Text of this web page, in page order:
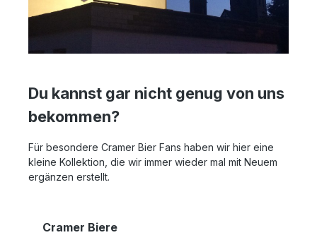
Du kannst gar nicht genug von uns
bekommen?
Für besondere Cramer Bier Fans haben wir hier eine
kleine Kollektion, die wir immer wieder mal mit Neuem
ergänzen erstellt.
Cramer Biere